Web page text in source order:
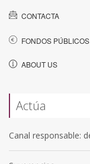
CONTACTA
FONDOS PÚBLICOS
ABOUT US
Actúa
Canal responsable: